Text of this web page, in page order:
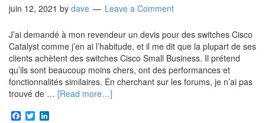
juin 12, 2021 by dave Leave a Comment
J’ai demandé à mon revendeur un devis pour des switches Cisco
Catalyst comme j’en ai l’habitude, et il me dit que la plupart de ses
clients achètent des switches Cisco Small Business. Il prétend
qu’ils sont beaucoup moins chers, ont des performances et
fonctionnalités similaires. En cherchant sur les forums, je n’ai pas
trouvé de … [Read more…]
Facebook
Twitter